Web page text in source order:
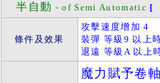
半自動 - of Semi Automatic [
條件及效果
攻擊速度增加 4
裝彈 等級9 以上
退遠 等級A 以上
魔力賦予卷